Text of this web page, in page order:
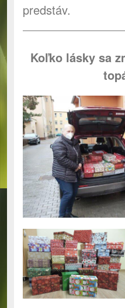
predstáv.
Koľko lásky sa